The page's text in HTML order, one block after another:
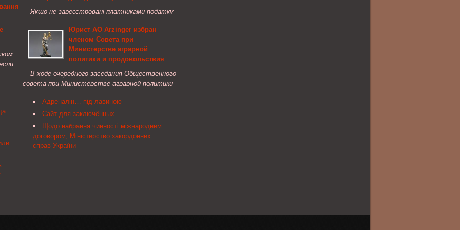
),
—
щодо
і
Якщо не зареєстровані платниками податку
підрозділи платника податку самостійно
здійснюють придбання/постачання товарів/
послуг та проводять розрахунки ...
Юрист АО Arzinger избран
членом Совета при
Министерстве аграрной
политики и продовольствия
В ходе очередного заседания Общественного
совета при Министерстве аграрной политики
юрист адвокатского объединения Arzinger
Наталья Мартынюк была избрана ...
Адреналін… під лавиною
Сайт для заключённых
Щодо набрання чинності міжнародним
договором, Міністерство закордонних
справ України